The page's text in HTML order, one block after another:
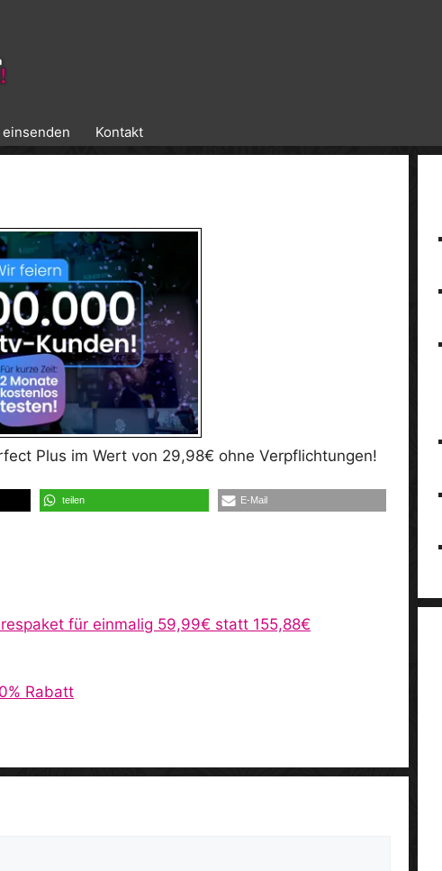
einsenden Kontakt
Plus im Wert von 29,98€ ohne Verpflichtungen!
teilen E-Mail
für einmalig 59,99€ statt 155,88€
Rabatt